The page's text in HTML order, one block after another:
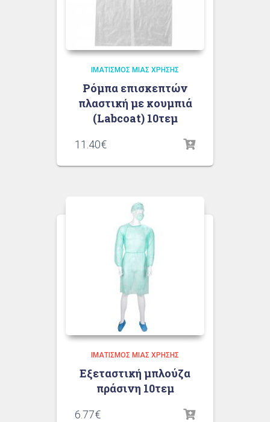
ΙΜΑΤΙΣΜΌΣ ΜΙΑΣ ΧΡΉΣΗΣ
Ρόμπα επισκεπτών
πλαστική με κουμπιά
(Labcoat) 10τεμ
11.40€
ΙΜΑΤΙΣΜΌΣ ΜΙΑΣ ΧΡΉΣΗΣ
Εξεταστική μπλούζα
πράσινη 10τεμ
6.77€